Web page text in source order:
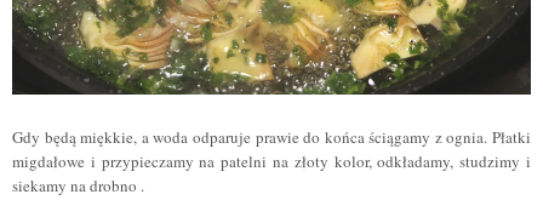
Gdy będą miękkie, a woda odparuje prawie do końca ściągamy z ognia. Płatki
migdałowe i przypieczamy na patelni na złoty kolor, odkładamy,studzimy i
siekamy na drobno .